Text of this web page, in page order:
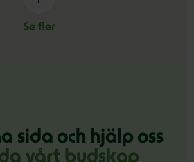
Se fler
sida och hjälp oss
vårt budskap